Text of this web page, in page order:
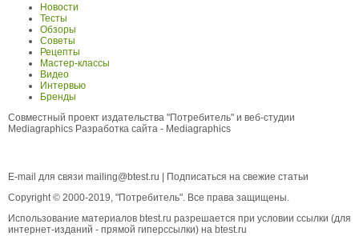
Новости
Тесты
Обзоры
Советы
Рецепты
Мастер-классы
Видео
Интервью
Бренды
Совместный проект издательства "Потребитель" и веб-студии
Mediagraphics Разработка сайта - Mediagraphics
E-mail для связи mailing@btest.ru | Подписаться на свежие статьи
Copyright © 2000-2019, "Потребитель". Все права защищены.
Использование материалов btest.ru разрешается при условии ссылки (для
интернет-изданий - прямой гиперссылки) на btest.ru